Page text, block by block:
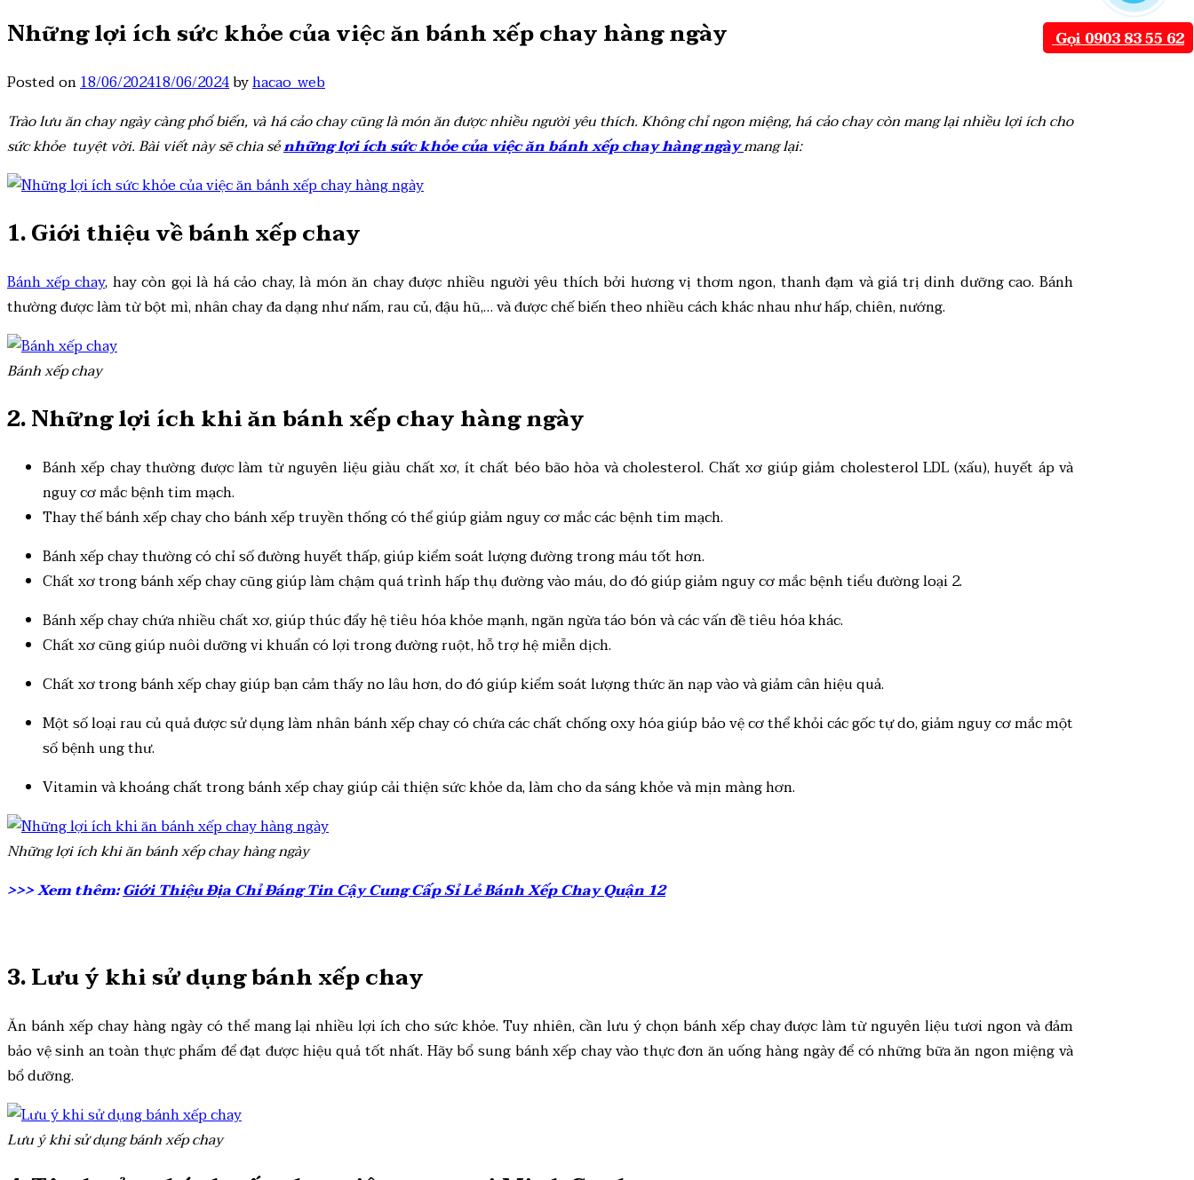
Những lợi ích sức khỏe của việc ăn bánh xếp chay hàng ngày
Posted on18/06/202418/06/2024byhacao_web
Trào lưu ăn chay ngày càng phổ biến, và há cảo chay cũng là món ăn được nhiều người yêu thích. Không chỉ ngon miệng, há cảo chay còn mang lại nhiều lợi ích cho
sức khỏe tuyệt vời. Bài viết này sẽ chia sẻnhững lợi ích sức khỏe của việc ăn bánh xếp chay hàng ngàymang lại:
1. Giới thiệu về bánh xếp chay
Bánh xếp chay, hay còn gọi là há cảo chay, là món ăn chay được nhiều người yêu thích bởi hương vị thơm ngon, thanh đạm và giá trị dinh dưỡng cao. Bánh
thường được làm từ bột mì, nhân chay đa dạng như nấm, rau củ, đậu hũ,… và được chế biến theo nhiều cách khác nhau như hấp, chiên, nướng.
Bánh xếp chay
2. Những lợi ích khi ăn bánh xếp chay hàng ngày
Bánh xếp chay thường được làm từ nguyên liệu giàu chất xơ, ít chất béo bão hòa và cholesterol. Chất xơ giúp giảm cholesterol LDL (xấu), huyết áp và
nguy cơ mắc bệnh tim mạch.
Thay thế bánh xếp chay cho bánh xếp truyền thống có thể giúp giảm nguy cơ mắc các bệnh tim mạch.
Bánh xếp chay thường có chỉ số đường huyết thấp, giúp kiểm soát lượng đường trong máu tốt hơn.
Chất xơ trong bánh xếp chay cũng giúp làm chậm quá trình hấp thụ đường vào máu, do đó giúp giảm nguy cơ mắc bệnh tiểu đường loại 2.
Bánh xếp chay chứa nhiều chất xơ, giúp thúc đẩy hệ tiêu hóa khỏe mạnh, ngăn ngừa táo bón và các vấn đề tiêu hóa khác.
Chất xơ cũng giúp nuôi dưỡng vi khuẩn có lợi trong đường ruột, hỗ trợ hệ miễn dịch.
Chất xơ trong bánh xếp chay giúp bạn cảm thấy no lâu hơn, do đó giúp kiểm soát lượng thức ăn nạp vào và giảm cân hiệu quả.
Một số loại rau củ quả được sử dụng làm nhân bánh xếp chay có chứa các chất chống oxy hóa giúp bảo vệ cơ thể khỏi các gốc tự do, giảm nguy cơ mắc một
số bệnh ung thư.
Vitamin và khoáng chất trong bánh xếp chay giúp cải thiện sức khỏe da, làm cho da sáng khỏe và mịn màng hơn.
Những lợi ích khi ăn bánh xếp chay hàng ngày
>>> Xem thêm:Giới Thiệu Địa Chỉ Đáng Tin Cậy Cung Cấp Sỉ Lẻ Bánh Xếp Chay Quận 12
3. Lưu ý khi sử dụng bánh xếp chay
Ăn bánh xếp chay hàng ngày có thể mang lại nhiều lợi ích cho sức khỏe. Tuy nhiên, cần lưu ý chọn bánh xếp chay được làm từ nguyên liệu tươi ngon và đảm
bảo vệ sinh an toàn thực phẩm để đạt được hiệu quả tốt nhất. Hãy bổ sung bánh xếp chay vào thực đơn ăn uống hàng ngày để có những bữa ăn ngon miệng và
bổ dưỡng.
Lưu ý khi sử dụng bánh xếp chay
Gọi 0903 83 55 62